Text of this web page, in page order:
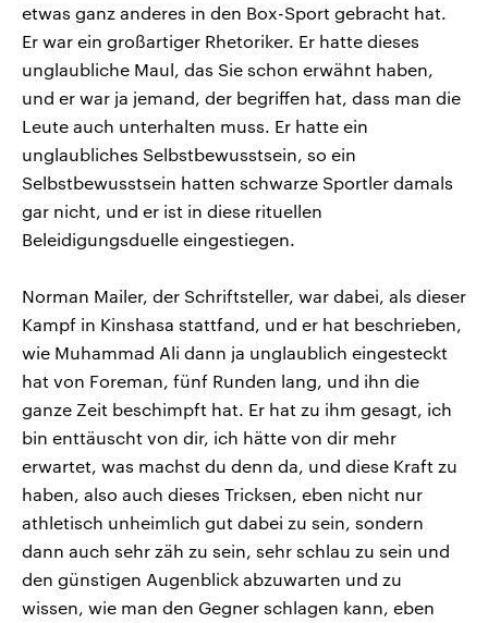
etwas ganz anderes in den Box-Sport gebracht hat.
Er war ein großartiger Rhetoriker. Er hatte dieses
unglaubliche Maul, das Sie schon erwähnt haben,
und er war ja jemand, der begriffen hat, dass man die
Leute auch unterhalten muss. Er hatte ein
unglaubliches Selbstbewusstsein, so ein
Selbstbewusstsein hatten schwarze Sportler damals
gar nicht, und er ist in diese rituellen
Beleidigungsduelle eingestiegen.
Norman Mailer, der Schriftsteller, war dabei, als dieser
Kampf in Kinshasa stattfand, und er hat beschrieben,
wie Muhammad Ali dann ja unglaublich eingesteckt
hat von Foreman, fünf Runden lang, und ihn die
ganze Zeit beschimpft hat. Er hat zu ihm gesagt, ich
bin enttäuscht von dir, ich hätte von dir mehr
erwartet, was machst du denn da, und diese Kraft zu
haben, also auch dieses Tricksen, eben nicht nur
athletisch unheimlich gut dabei zu sein, sondern
dann auch sehr zäh zu sein, sehr schlau zu sein und
den günstigen Augenblick abzuwarten und zu
wissen, wie man den Gegner schlagen kann, eben